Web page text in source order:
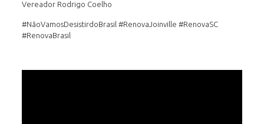
Vereador Rodrigo Coelho
#NãoVamosDesistirdoBrasil #RenovaJoinville #RenovaSC
#RenovaBrasil